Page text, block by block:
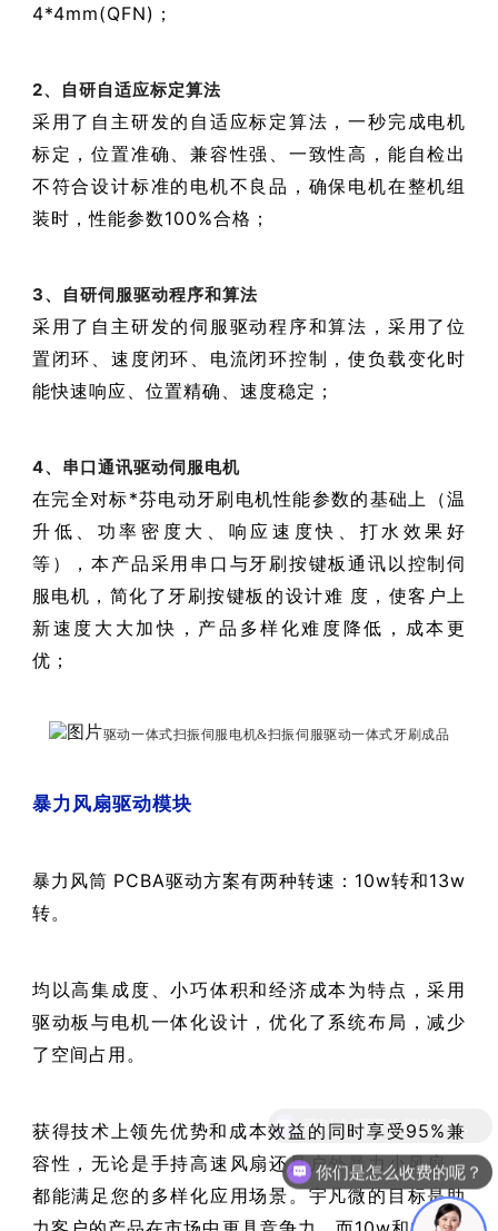
4*4mm(QFN)；
2、自研自适应标定算法
采用了自主研发的自适应标定算法，一秒完成电机
标定，位置准确、兼容性强、一致性高，能自检出
不符合设计标准的电机不良品，确保电机在整机组
装时，性能参数100%合格；
3、自研伺服驱动程序和算法
采用了自主研发的伺服驱动程序和算法，采用了位
置闭环、速度闭环、电流闭环控制，使负载变化时
能快速响应、位置精确、速度稳定；
4、串口通讯驱动伺服电机
在完全对标*芬电动牙刷电机性能参数的基础上（温
升低、功率密度大、响应速度快、打水效果好
等），本产品采用串口与牙刷按键板通讯以控制伺
服电机，简化了牙刷按键板的设计难 度，使客户上
新速度大大加快，产品多样化难度降低，成本更
优；
驱动一体式扫振伺服电机&扫振伺服驱动一体式牙刷成品
暴力风扇驱动模块
暴力风筒 PCBA驱动方案有两种转速：10w转和13w
转。
均以高集成度、小巧体积和经济成本为特点，采用
驱动板与电机一体化设计，优化了系统布局，减少
了空间占用。
获得技术上领先优势和成本效益的同时享受95%兼
容性，无论是手持高速风扇还是户外暴力小风扇，
都能满足您的多样化应用场景。宇凡微的目标是助
你们是怎么收费的呢？